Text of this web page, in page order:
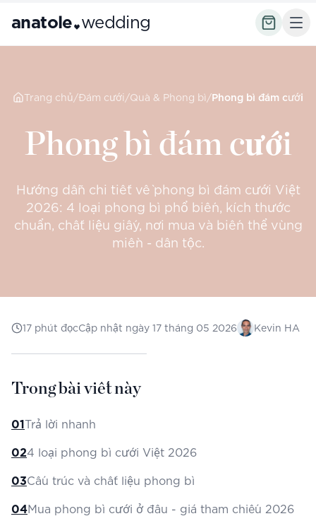
anatole wedding
Trang chủ/Đám cưới/Quà & Phong bì/Phong bì đám cưới
Phong bì đám cưới
Hướng dẫn chi tiết về phong bì đám cưới Việt
2026: 4 loại phong bì phổ biến, kích thước
chuẩn, chất liệu giấy, nơi mua và biến thể vùng
miền - dân tộc.
17 phút đọcCập nhật ngày 17 tháng 05 2026 Kevin HA
Trong bài viết này
01Trả lời nhanh
024 loại phong bì cưới Việt 2026
03Cấu trúc và chất liệu phong bì
04Mua phong bì cưới ở đâu - giá tham chiếu 2026